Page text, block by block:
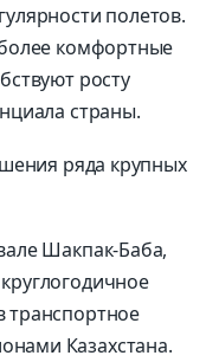
полетов.
комфортные
росту
страны.
ряда крупных
Шакпак-Баба,
транспортное
Казахстана.